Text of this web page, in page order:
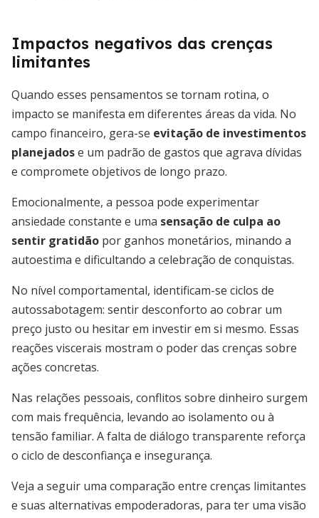
Impactos negativos das crenças
limitantes
Quando esses pensamentos se tornam rotina, o
impacto se manifesta em diferentes áreas da vida. No
campo financeiro, gera-se evitação de investimentos
planejadose um padrão de gastos que agrava dívidas
e compromete objetivos de longo prazo.
Emocionalmente, a pessoa pode experimentar
ansiedade constante e uma sensação de culpa ao
sentir gratidão por ganhos monetários, minando a
autoestima e dificultando a celebração de conquistas.
No nível comportamental, identificam-se ciclos de
autossabotagem: sentir desconforto ao cobrar um
preço justo ou hesitar em investir em si mesmo. Essas
reações viscerais mostram o poder das crenças sobre
ações concretas.
Nas relações pessoais, conflitos sobre dinheiro surgem
com mais frequência, levando ao isolamento ou à
tensão familiar. A falta de diálogo transparente reforça
o ciclo de desconfiança e insegurança.
Veja a seguir uma comparação entre crenças limitantes
e suas alternativas empoderadoras, para ter uma visão